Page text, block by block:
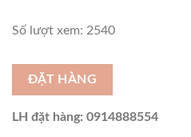
Số lượt xem: 2540
ĐẶT HÀNG
LH đặt hàng: 0914888554